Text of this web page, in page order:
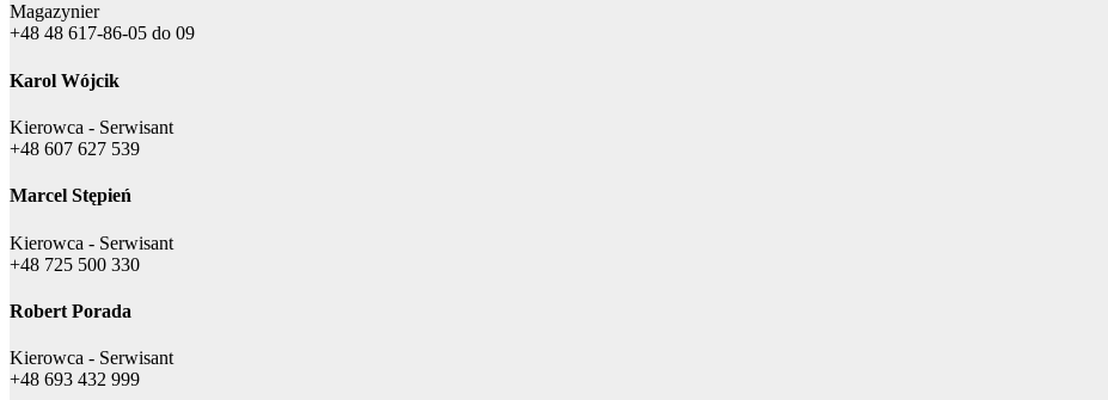
Magazynier
+48 48 617-86-05 do 09
Karol Wójcik
Kierowca - Serwisant
+48 607 627 539
Marcel Stępień
Kierowca - Serwisant
+48 725 500 330
Robert Porada
Kierowca - Serwisant
+48 693 432 999